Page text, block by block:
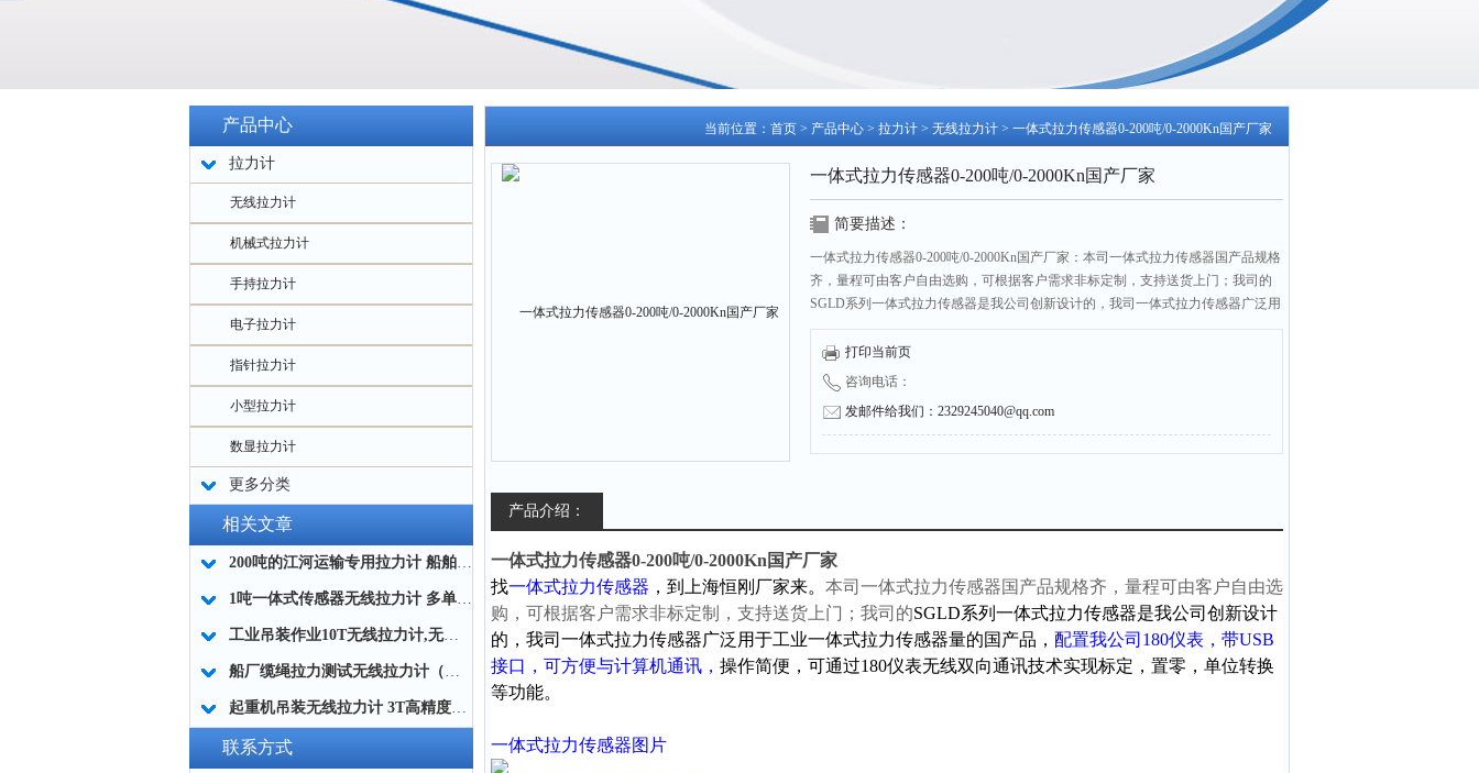
产品中心
拉力计
无线拉力计
机械式拉力计
手持拉力计
电子拉力计
指针拉力计
小型拉力计
数显拉力计
更多分类
相关文章
200吨的江河运输专用拉力计 船舶拖运拉力计 河道起重拉力计厂家
1吨一体式传感器无线拉力计 多单位切换无线拉力计 带LCD背光无线拉力计厂家
工业吊装作业10T无线拉力计,无线电子式拉力计
船厂缆绳拉力测试无线拉力计（带卸扣设计）
起重机吊装无线拉力计 3T高精度数显无线测力计船舶港口用
联系方式
当前位置： 首页 > 产品中心 > 拉力计 > 无线拉力计 > 一体式拉力传感器0-200吨/0-2000Kn国产厂家
一体式拉力传感器0-200吨/0-2000Kn国产厂家
简要描述：
一体式拉力传感器0-200吨/0-2000Kn国产厂家：本司一体式拉力传感器国产品规格
齐，量程可由客户自由选购，可根据客户需求非标定制，支持送货上门；我司的
SGLD系列一体式拉力传感器是我公司创新设计的，我司一体式拉力传感器广泛用
于工业一体式拉力传感器量的国产品
打印当前页
咨询电话：
发邮件给我们：2329245040@qq.com
产品介绍：
一体式拉力传感器0-200吨/0-2000Kn国产厂家
找一体式拉力传感器 ，到上海恒刚厂家来。 本司一体式拉力传感器国产品规格齐，量程可由客户自由选
购，可根据客户需求非标定制，支持送货上门；我司的SGLD系列一体式拉力传感器是我公司创新设计
的，我司一体式拉力传感器广泛用于工业一体式拉力传感器量的国产品， 配置我公司180仪表，带USB
接口，可方便与计算机通讯， 操作简便，可通过180仪表无线双向通讯技术实现标定，置零，单位转换
等功能。
一体式拉力传感器图片